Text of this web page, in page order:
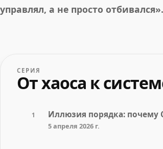
управлял, а не просто отбивался».
СЕРИЯ
От хаоса к
1 Иллюзия порядка: почему
5 апреля 2026 г.